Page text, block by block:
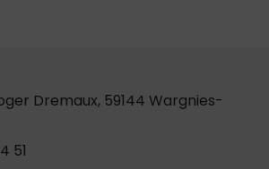
Dremaux, 59144 Wargnies-
51